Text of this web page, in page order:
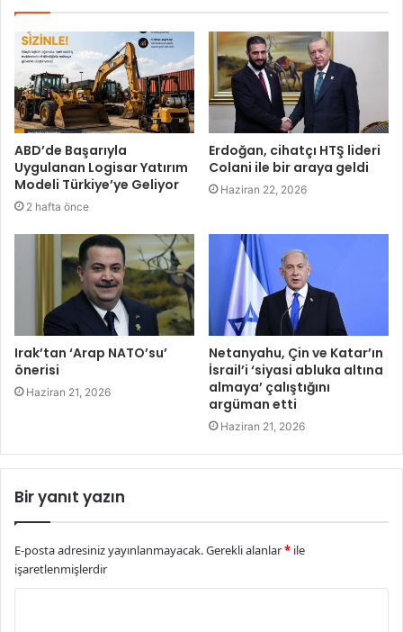
ABD’de Başarıyla
Uygulanan Logisar Yatırım
Modeli Türkiye’ye Geliyor
2 hafta önce
Erdoğan, cihatçı HTŞ lideri
Colani ile bir araya geldi
Haziran 22, 2026
Irak’tan ‘Arap NATO’su’
önerisi
Haziran 21, 2026
Netanyahu, Çin ve Katar’ın
İsrail’i ‘siyasi abluka altına
almaya’ çalıştığını
argüman etti
Haziran 21, 2026
Bir yanıt yazın
E-posta adresiniz yayınlanmayacak.Gerekli alanlar* ile
işaretlenmişlerdir